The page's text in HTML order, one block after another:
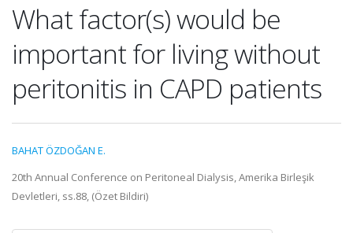
What factor(s) would be
important for living without
peritonitis in CAPD patients
BAHAT ÖZDOĞAN E.
20th Annual Conference on Peritoneal Dialysis, Amerika Birleşik
Devletleri, ss.88, (Özet Bildiri)